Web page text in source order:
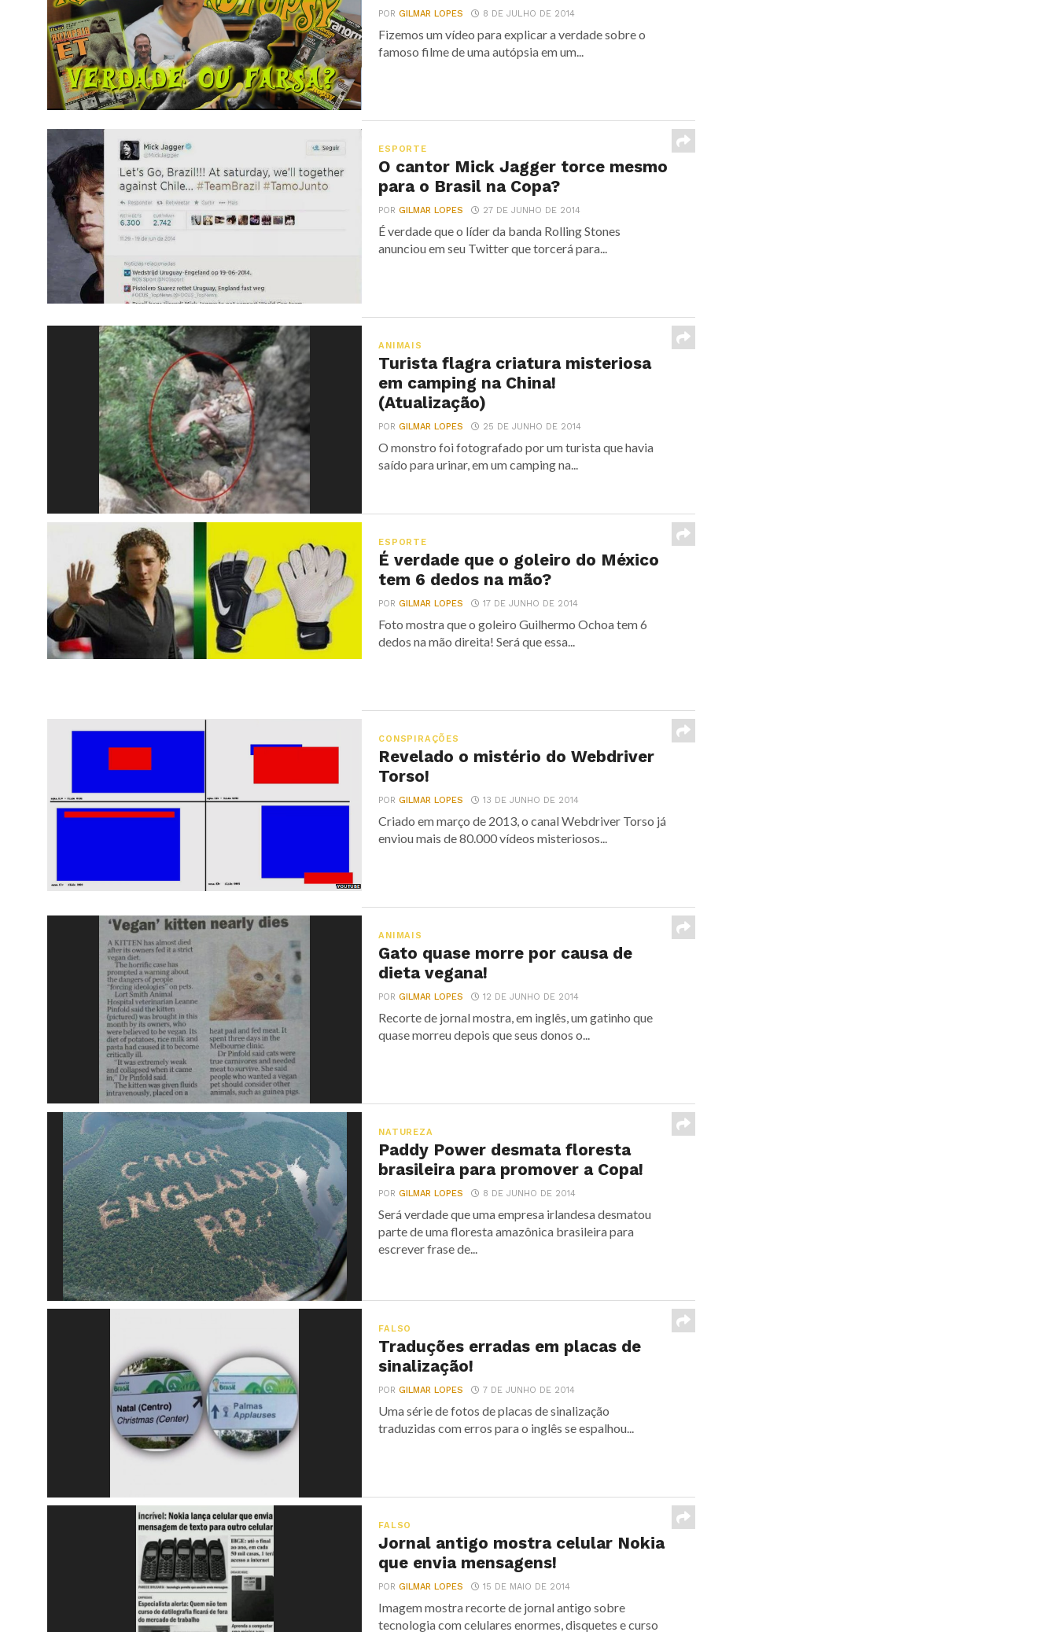
PORGILMAR LOPES 8 DE JULHO DE 2014
Fizemos um vídeo para explicar a verdade sobre o
famoso filme de uma autópsia em um...
ESPORTE
O cantor Mick Jagger torce mesmo
para o Brasil na Copa?
PORGILMAR LOPES 27 DE JUNHO DE 2014
É verdade que o líder da banda Rolling Stones
anunciou em seu Twitter que torcerá para...
ANIMAIS
Turista flagra criatura misteriosa
em camping na China!
(Atualização)
PORGILMAR LOPES 25 DE JUNHO DE 2014
O monstro foi fotografado por um turista que havia
saído para urinar, em um camping na...
ESPORTE
É verdade que o goleiro do México
tem 6 dedos na mão?
PORGILMAR LOPES 17 DE JUNHO DE 2014
Foto mostra que o goleiro Guilhermo Ochoa tem 6
dedos na mão direita! Será que essa...
CONSPIRAÇÕES
Revelado o mistério do Webdriver
Torso!
PORGILMAR LOPES 13 DE JUNHO DE 2014
Criado em março de 2013, o canal Webdriver Torso já
enviou mais de 80.000 vídeos misteriosos...
ANIMAIS
Gato quase morre por causa de
dieta vegana!
PORGILMAR LOPES 12 DE JUNHO DE 2014
Recorte de jornal mostra, em inglês, um gatinho que
quase morreu depois que seus donos o...
NATUREZA
Paddy Power desmata floresta
brasileira para promover a Copa!
PORGILMAR LOPES 8 DE JUNHO DE 2014
Será verdade que uma empresa irlandesa desmatou
parte de uma floresta amazônica brasileira para
escrever frase de...
FALSO
Traduções erradas em placas de
sinalização!
PORGILMAR LOPES 7 DE JUNHO DE 2014
Uma série de fotos de placas de sinalização
traduzidas com erros para o inglês se espalhou...
FALSO
Jornal antigo mostra celular Nokia
que envia mensagens!
PORGILMAR LOPES 15 DE MAIO DE 2014
Imagem mostra recorte de jornal antigo sobre
tecnologia com celulares enormes, disquetes e curso